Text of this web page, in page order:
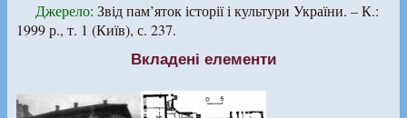
Джерело: Звід пам’яток історії і культури України. – К.:
1999 р., т. 1 (Київ), с. 237.
Вкладені елементи